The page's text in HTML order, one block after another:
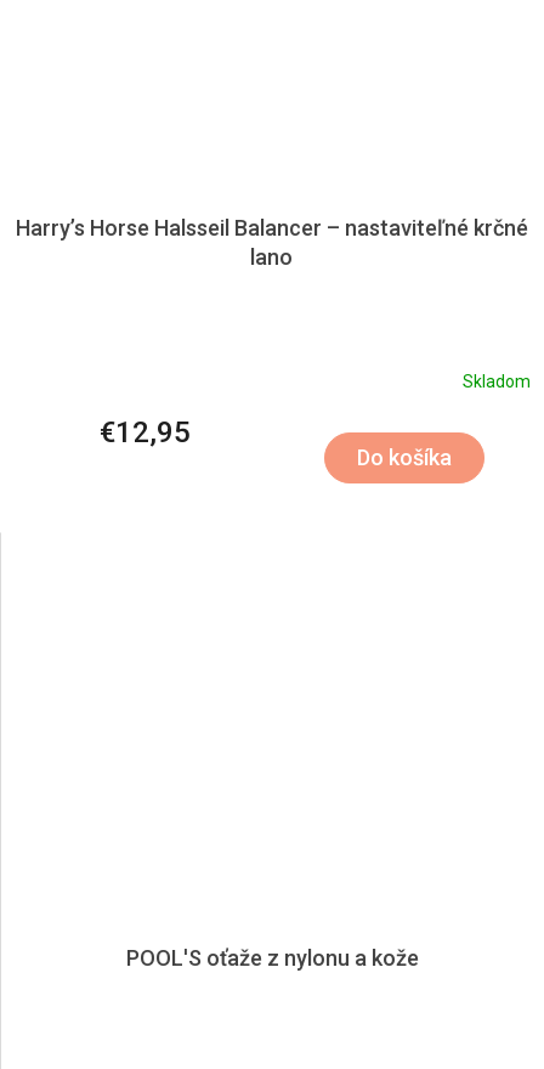
Harry’s Horse Halsseil Balancer – nastaviteľné krčné
lano
Skladom
€12,95
Do košíka
POOL'S oťaže z nylonu a kože